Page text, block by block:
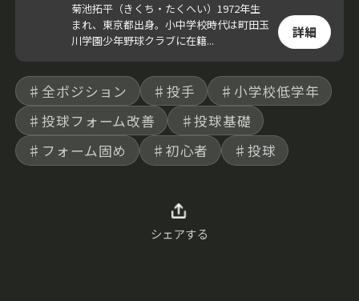
菊池拓平（きくち・たくへい）1972年生
まれ、東京都出身。小中学校時代は町田玉
川学園少年野球クラブに在籍...
詳細
♯全ポジション ♯投手
♯小学校低学年
♯投球フォーム改善
♯投球基礎
♯フォーム固め
♯初心者 ♯投球
シェアする